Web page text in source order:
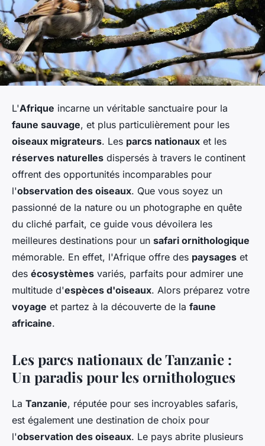
L'Afrique incarne un véritable sanctuaire pour la
faune sauvage, et plus particulièrement pour les
oiseaux migrateurs. Les parcs nationaux et les
réserves naturelles dispersés à travers le continent
offrent des opportunités incomparables pour
l'observation des oiseaux. Que vous soyez un
passionné de la nature ou un photographe en quête
du cliché parfait, ce guide vous dévoilera les
meilleures destinations pour un safari ornithologique
mémorable. En effet, l'Afrique offre des paysages et
des écosystèmes variés, parfaits pour admirer une
multitude d'espèces d'oiseaux. Alors préparez votre
voyage et partez à la découverte de la faune
africaine.
Les parcs nationaux de Tanzanie :
Un paradis pour les ornithologues
La Tanzanie, réputée pour ses incroyables safaris,
est également une destination de choix pour
l'observation des oiseaux. Le pays abrite plusieurs